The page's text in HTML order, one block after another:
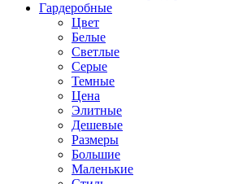
Гардеробные
Цвет
Белые
Светлые
Серые
Темные
Цена
Элитные
Дешевые
Размеры
Большие
Маленькие